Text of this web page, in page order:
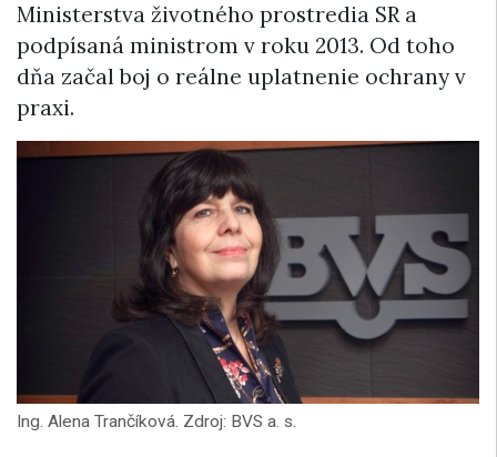
Ministerstva životného prostredia SR a
podpísaná ministrom v roku 2013. Od toho
dňa začal boj o reálne uplatnenie ochrany v
praxi.
Ing. Alena Trančíková. Zdroj: BVS a. s.